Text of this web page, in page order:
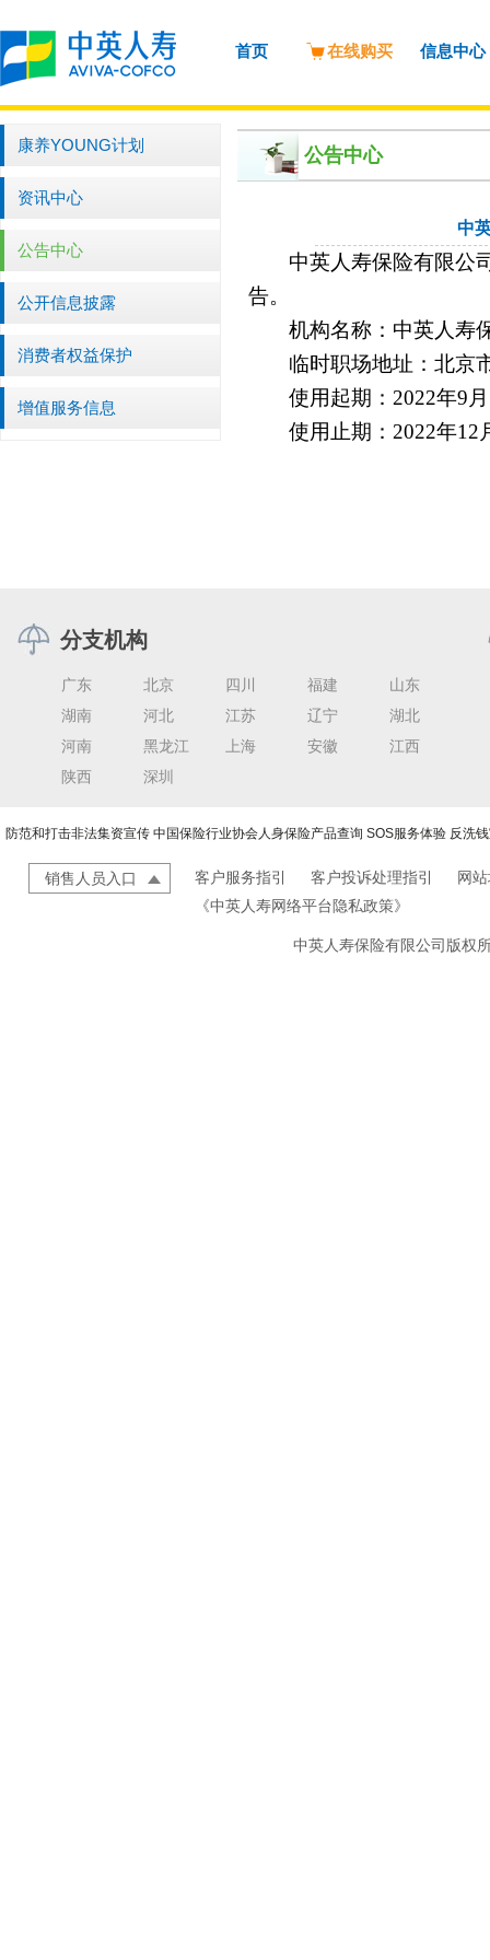
首页 在线购买 信息中心
康养YOUNG计划
资讯中心
公告中心
公开信息披露
消费者权益保护
增值服务信息
公告中心
中
中英人寿保险有限公
告。
机构名称：中英人寿
临时职场地址：北京
使用起期： 2022年9 月
使用止期： 2022年12
分支机构
广东 北京 四川 福建
山东
湖南
河北 江苏 辽宁
湖北
河南
黑龙江 上海 安徽
江西
陕西
深圳
防范和打击非法集资宣传 中国保险行业协会人身保险产品查询 SOS服务体验 反洗
销售人员入口 客户服务指引 客户投诉处理指引
网
《中英人寿网络平台隐私政策》
中英人寿保险有限公司版权